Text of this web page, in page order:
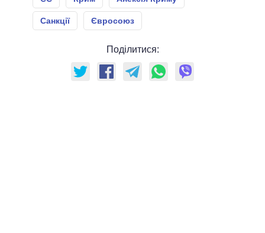
Санкції Євросоюз
Поділитися: